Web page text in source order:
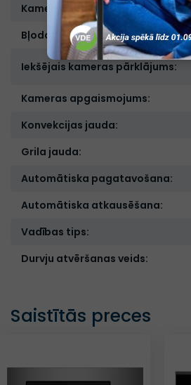
Kameras tilpums, l:
Bļodas diametrs, cm:
Iekšējais kameras pārklājums:
Kameras apgaismojums:
Konvekcijas jauda:
Grila jauda:
Automātiska pagatavošana:
Automātiska atkausēšana:
Vadības tips:
Durvju atvēršanas veids:
Saistītās preces